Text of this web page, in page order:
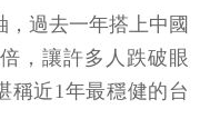
，過去一年搭上中國
，讓許多人跌破眼
稱近1年最穩健的台